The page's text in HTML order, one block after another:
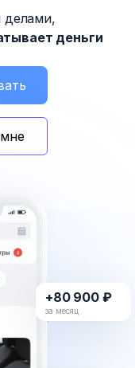
делами,
деньги
+80 900 ₽
за месяц